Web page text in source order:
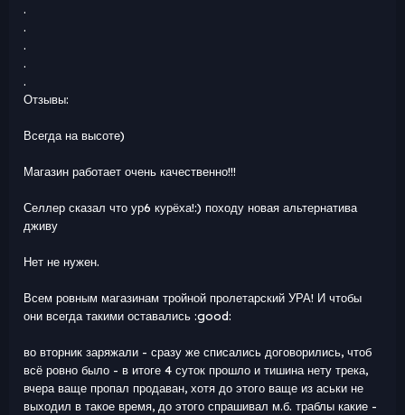
.
.
.
.
.
Отзывы:
Всегда на высоте)
Магазин работает очень качественно!!!
Селлер сказал что ур6 курёха!:) походу новая альтернатива
дживу
Нет не нужен.
Всем ровным магазинам тройной пролетарский УРА! И чтобы
они всегда такими оставались :good:
во вторник заряжали - сразу же списались договорились, чтоб
всё ровно было - в итоге 4 суток прошло и тишина нету трека,
вчера ваще пропал продаван, хотя до этого ваще из аськи не
выходил в такое время, до этого спрашивал м.б. траблы какие -